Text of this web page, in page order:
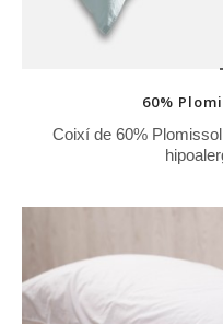
60%
Coixí de 60%